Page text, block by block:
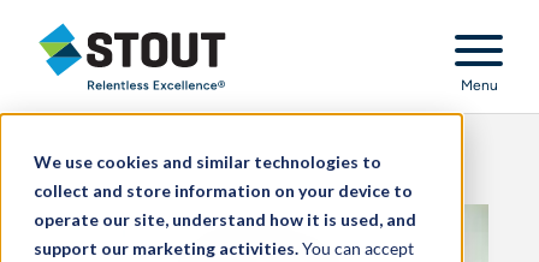
We use cookies and similar technologies to
collect and store information on your device to
operate our site, understand how it is used, and
support our marketing activities.You can accept
Stout Relentless Excellence
Menu